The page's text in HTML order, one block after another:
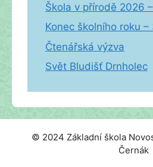
Škola v přírodě 2026
Konec školního roku –
Čtenářská výzva
Svět Bludišť Drnholec
© 2024 Základní škola
Černák